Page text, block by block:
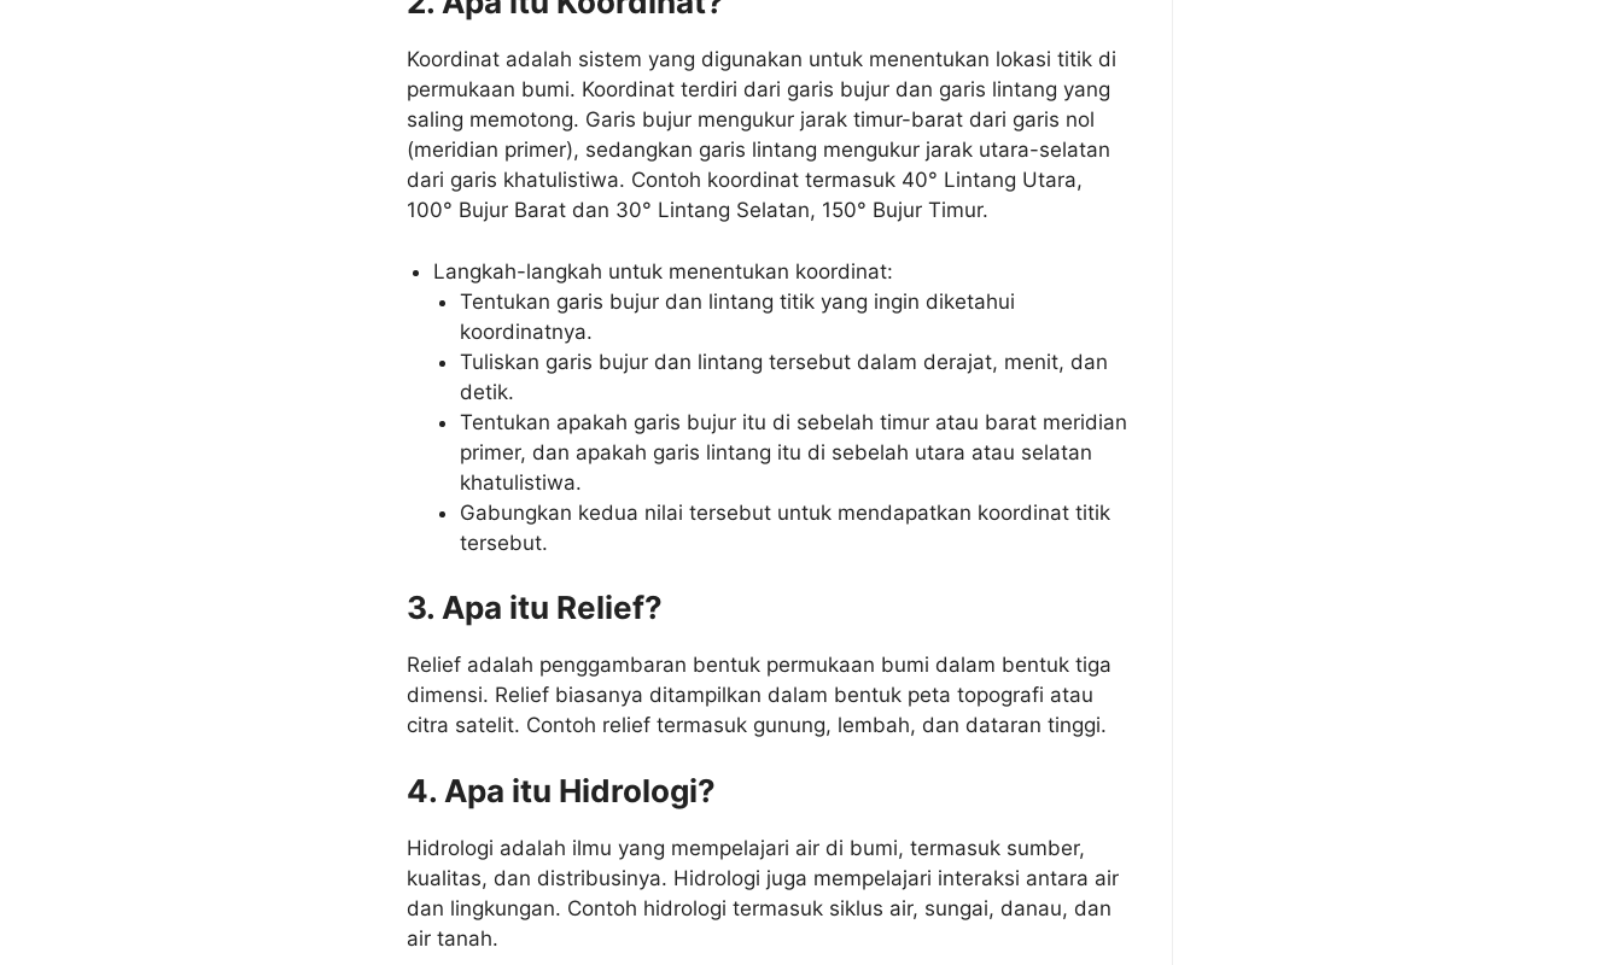
Koordinat adalah sistem yang digunakan untuk menentukan lokasi titik di
permukaan bumi. Koordinat terdiri dari garis bujur dan garis lintang yang
saling memotong. Garis bujur mengukur jarak timur-barat dari garis nol
(meridian primer), sedangkan garis lintang mengukur jarak utara-selatan
dari garis khatulistiwa. Contoh koordinat termasuk 40° Lintang Utara,
100° Bujur Barat dan 30° Lintang Selatan, 150° Bujur Timur.
Langkah-langkah untuk menentukan koordinat:
Tentukan garis bujur dan lintang titik yang ingin diketahui
koordinatnya.
Tuliskan garis bujur dan lintang tersebut dalam derajat, menit, dan
detik.
Tentukan apakah garis bujur itu di sebelah timur atau barat meridian
primer, dan apakah garis lintang itu di sebelah utara atau selatan
khatulistiwa.
Gabungkan kedua nilai tersebut untuk mendapatkan koordinat titik
tersebut.
3. Apa itu Relief?
Relief adalah penggambaran bentuk permukaan bumi dalam bentuk tiga
dimensi. Relief biasanya ditampilkan dalam bentuk peta topografi atau
citra satelit. Contoh relief termasuk gunung, lembah, dan dataran tinggi.
4. Apa itu Hidrologi?
Hidrologi adalah ilmu yang mempelajari air di bumi, termasuk sumber,
kualitas, dan distribusinya. Hidrologi juga mempelajari interaksi antara air
dan lingkungan. Contoh hidrologi termasuk siklus air, sungai, danau, dan
air tanah.